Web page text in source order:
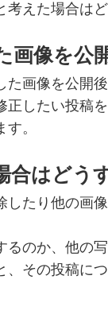
えた場合はど
画像を公
画像を公開
したい投稿
。
合はどう
したり他の画
のか、他の
、その投稿に